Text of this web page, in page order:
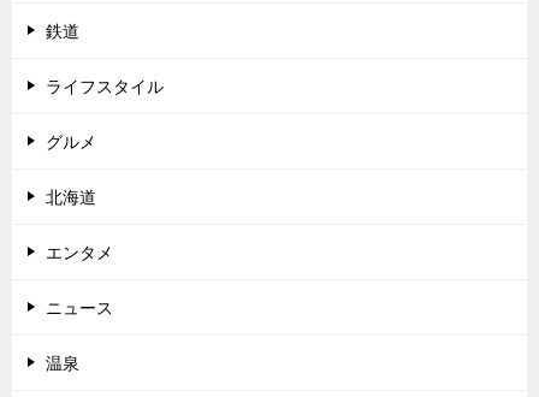
鉄道
ライフスタイル
グルメ
北海道
エンタメ
ニュース
温泉